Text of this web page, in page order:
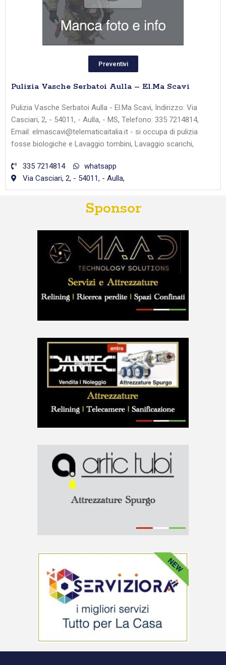
Preventivi
Pulizia Vasche Serbatoi Aulla – El.Ma Scavi
Pulizia Vasche Serbatoi Aulla - El.Ma Scavi, Indirizzo: Via
Casciari, 2, - 54011, - Aulla, - MS, Telefono: 335 7214814,
Email: elmascavi@telematicaitalia.it - si occupa di pulizia
fosse biologiche e Lavaggio tombini, Lavaggio scarichi,
335 7214814
whatsapp
Via Casciari, 2, - 54011, - Aulla,
Sponsor